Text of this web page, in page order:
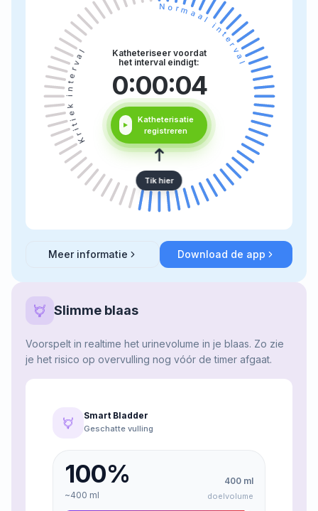
Normaal interval
Kritiek interval
Katheteriseer voordat
het interval eindigt:
0:00:03
Tik hier
Katheterisatie
registreren
Meer informatie
aboutSlimme timerDownload de app
Slimme blaas
Voorspelt in realtime het urinevolume in je blaas. Zo zie
je het risico op overvulling nog vóór de timer afgaat.
Smart Bladder
Geschatte vulling
100%
~400 ml
400 ml
doelvolume